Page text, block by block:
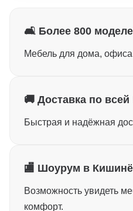
🛋 Более 800
Мебель для дома,
🚚 Доставка по
Быстрая и надёжная
🏬 Шоурум в
Возможность увидеть
комфорт.